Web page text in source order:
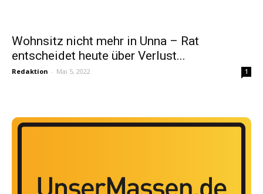
Wohnsitz nicht mehr in Unna – Rat
entscheidet heute über Verlust...
Redaktion - Mai 5, 2022 1